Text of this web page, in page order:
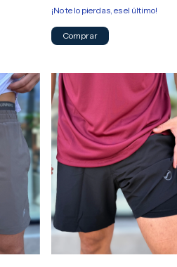
¡No te lo pierdas, es el último!
Comprar